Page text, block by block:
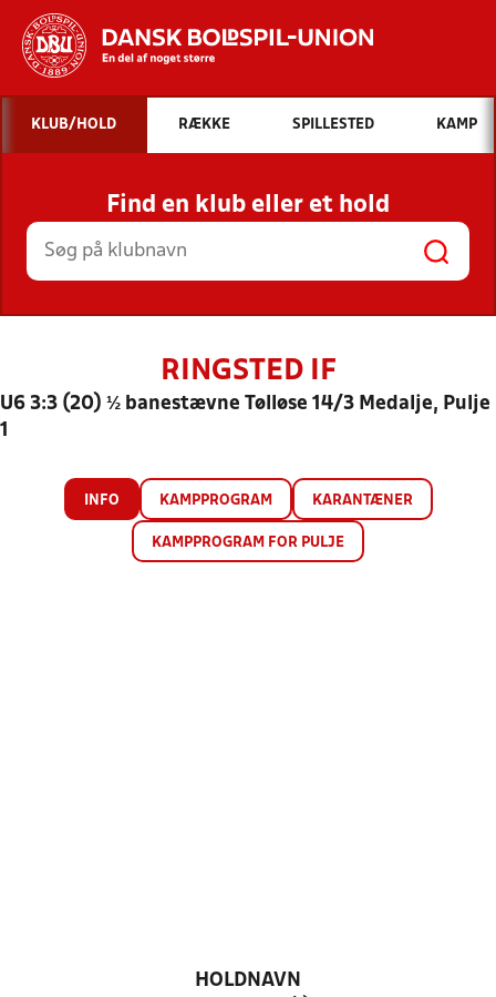
Hvad vil du søge efter?
INDHOLD OG NYHEDER
STILLINGER, RESULTATER, KLUBBER OG
HOLD
KLUB/HOLD RÆKKE SPILLESTED KAMP
Find en klub eller et hold
RINGSTED IF
U6 3:3 (20) ½ banestævne Tølløse 14/3 Medalje, Pulje
1
INFO KAMPPROGRAM KARANTÆNER
KAMPPROGRAM FOR PULJE
HOLDNAVN